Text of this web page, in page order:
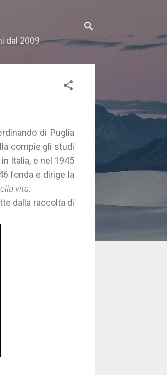
dal 2009
di Puglia
compie gli studi
Italia, e nel 1945
fonda e dirige la
vita.
dalla raccolta di